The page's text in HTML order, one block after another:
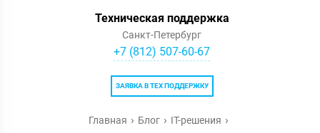
Техническая поддержка
Санкт-Петербург
+7 (812) 507-60-67
ЗАЯВКА В ТЕХ ПОДДЕРЖКУ
Главная Блог IT-решения